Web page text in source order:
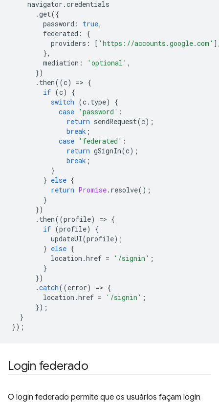
navigator .credentials
.get({
password : true,
federated :
{
providers : [ 'https://accounts.google.com'
},
mediation : 'optional' ,
})
. then((c) => {
if (c)
{
switch (c. type)
{
case 'password' :
return sendRequest(c);
break ;
case 'federated' :
return gSignIn(c);
break ;
}
} else {
return Promise. resolve();
}
})
. then((profile) => {
if (profile)
{
updateUI(profile);
} else {
location .href = '/signin' ;
}
})
.catch((error) => {
location .href = '/signin' ;
});
}
});
Login federado
O login federado permite que os usuários façam login